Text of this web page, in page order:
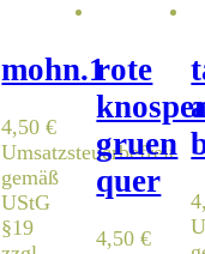
mohn.1
4,50€
Umsatzsteuerbefreit
gemäß
UStG
§19
rote
gruen
quer
4,50€